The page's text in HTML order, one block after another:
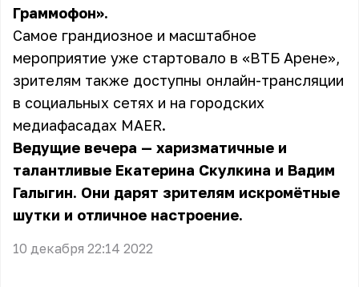
Граммофон».
Самое грандиозное и масштабное
мероприятие уже стартовало в «ВТБ Арене»,
зрителям также доступны онлайн-трансляции
в социальных сетях и на городских
медиафасадах MAER.
Ведущие вечера — харизматичные и
талантливые Екатерина Скулкина и Вадим
Галыгин. Они дарят зрителям искромётные
шутки и отличное настроение.
10 декабря 22:14 2022